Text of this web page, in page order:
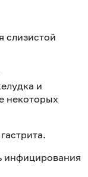
слизистой
и
некоторых
инфицирования